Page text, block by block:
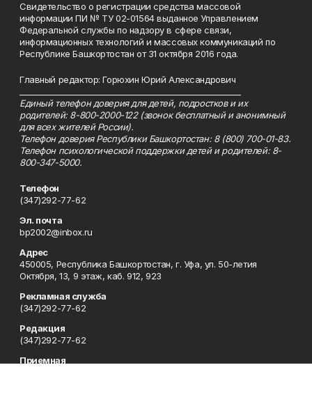
Свидетельство о регистрации средства массовой
информации ПИ № ТУ 02-01564 выданное Управлением
Федеральной службы по надзору в сфере связи,
информационных технологий и массовых коммуникаций по
Республике Башкортостан от 31 октября 2016 года.
Главный редактор: Горюхин Юрий Александрович
Единый телефон доверия для детей, подростков и их
родителей: 8-800-2000-122 (звонок бесплатный и анонимный
для всех жителей России).
Телефон доверия Республики Башкортостан: 8 (800) 700-01-83.
Телефон психологической поддержки детей и родителей: 8-
800-347-5000.
Телефон
(347)292-77-62
Эл. почта
bp2002@inbox.ru
Адрес
450005, Республика Башкортостан, г. Уфа, ул. 50-летия
Октября, 13, 9 этаж, каб. 912, 923
Рекламная служба
(347)292-77-62
Редакция
(347)292-77-62
Приемная